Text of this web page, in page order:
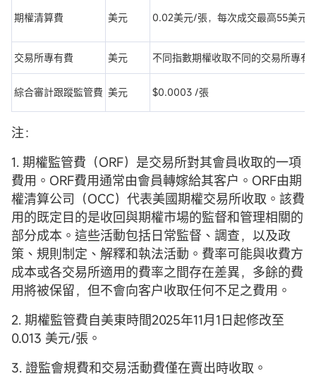
期權清算費 美元 0.02美元/張，每次成交最高55美元
交易所專有費 美元 不同指數期權收取不同的交易所專有
綜合審計跟蹤監管費 美元 $0.0003 /張
注：
1. 期權監管費（ORF）是交易所對其會員收取的一項
費用。ORF費用通常由會員轉嫁給其客户。ORF由期
權清算公司（OCC）代表美國期權交易所收取。該費
用的既定目的是收回與期權市場的監督和管理相關的
部分成本。這些活動包括日常監督、調查，以及政
策、規則制定、解釋和執法活動。費率可能與收費方
成本或各交易所適用的費率之間存在差異，多餘的費
用將被保留，但不會向客户收取任何不足之費用。
2. 期權監管費自美東時間2025年11月1日起修改至
0.013 美元/張。
3. 證監會規費和交易活動費僅在賣出時收取。